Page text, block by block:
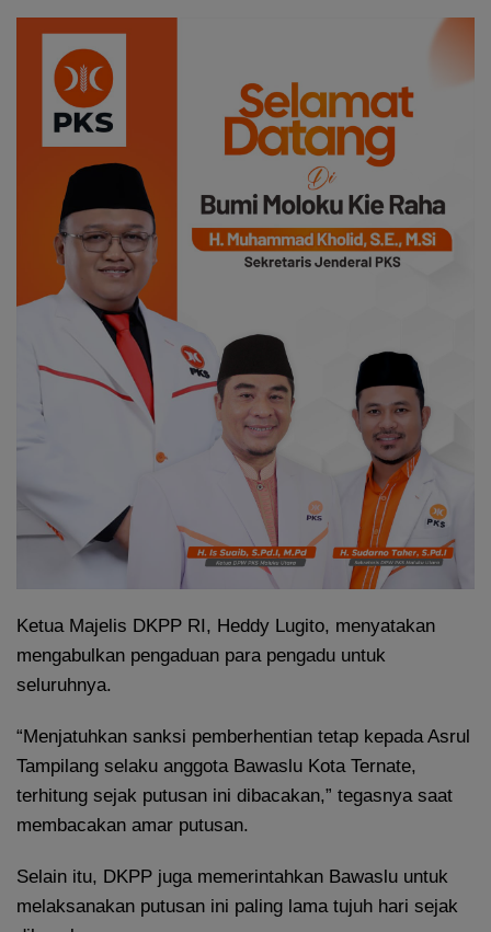
Ketua Majelis DKPP RI, Heddy Lugito, menyatakan
mengabulkan pengaduan para pengadu untuk
seluruhnya.
“Menjatuhkan sanksi pemberhentian tetap kepada Asrul
Tampilang selaku anggota Bawaslu Kota Ternate,
terhitung sejak putusan ini dibacakan,” tegasnya saat
membacakan amar putusan.
Selain itu, DKPP juga memerintahkan Bawaslu untuk
melaksanakan putusan ini paling lama tujuh hari sejak